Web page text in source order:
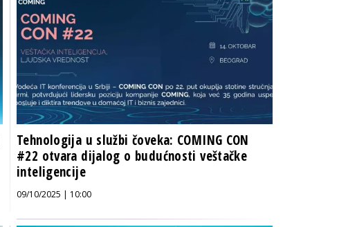
Tehnologija u službi čoveka: COMING CON
#22 otvara dijalog o budućnosti veštačke
inteligencije
09/10/2025 | 10:00